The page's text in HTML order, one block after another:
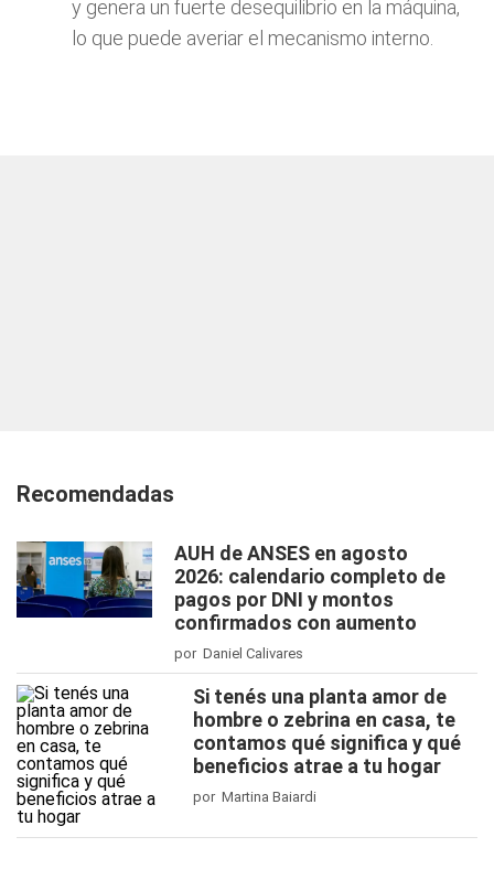
y genera un fuerte desequilibrio en la máquina,
lo que puede averiar el mecanismo interno.
Recomendadas
AUH de ANSES en agosto
2026: calendario completo de
pagos por DNI y montos
confirmados con aumento
por Daniel Calivares
Si tenés una planta amor de
hombre o zebrina en casa, te
contamos qué significa y qué
beneficios atrae a tu hogar
por Martina Baiardi